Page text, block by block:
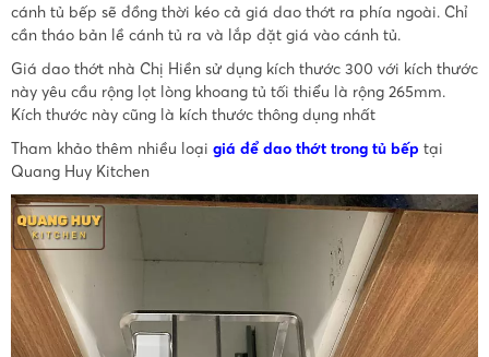
cánh tủ bếp sẽ đồng thời kéo cả giá dao thớt ra phía ngoài. Chỉ
cần tháo bản lề cánh tủ ra và lắp đặt giá vào cánh tủ.
Giá dao thớt nhà Chị Hiền sử dụng kích thước 300 với kích thước
này yêu cầu rộng lọt lòng khoang tủ tối thiểu là rộng 265mm.
Kích thước này cũng là kích thước thông dụng nhất
Tham khảo thêm nhiều loại giá để dao thớt trong tủ bếp tại
Quang Huy Kitchen